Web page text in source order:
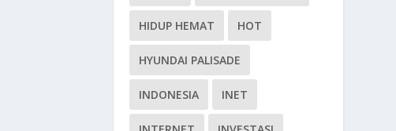
HIDUP HEMAT HOT
HYUNDAI PALISADE
INDONESIA INET